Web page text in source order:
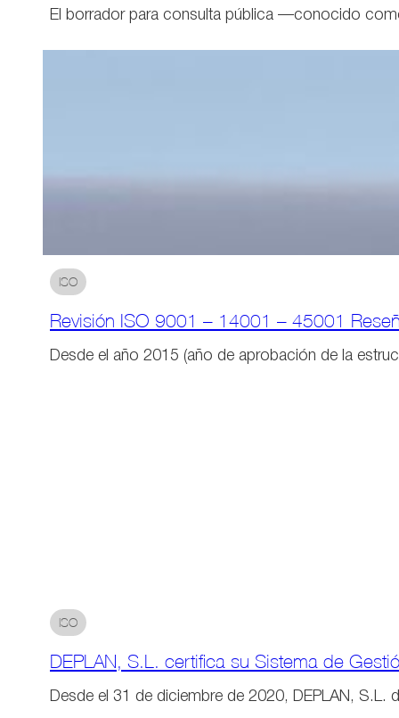
El borrador para consulta pública —conocido
ISO
Revisión ISO 9001 – 14001 – 45001
Desde el año 2015 (año de aprobación de la
ISO
DEPLAN, S.L. certifica su Sistema de
Desde el 31 de diciembre de 2020, DEPLAN, S.L.